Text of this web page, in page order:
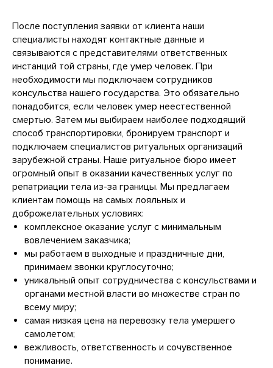
После поступления заявки от клиента наши
специалисты находят контактные данные и
связываются с представителями ответственных
инстанций той страны, где умер человек. При
необходимости мы подключаем сотрудников
консульства нашего государства. Это обязательно
понадобится, если человек умер неестественной
смертью. Затем мы выбираем наиболее подходящий
способ транспортировки, бронируем транспорт и
подключаем специалистов ритуальных организаций
зарубежной страны. Наше ритуальное бюро имеет
огромный опыт в оказании качественных услуг по
репатриации тела из-за границы. Мы предлагаем
клиентам помощь на самых лояльных и
доброжелательных условиях:
комплексное оказание услуг с минимальным
вовлечением заказчика;
мы работаем в выходные и праздничные дни,
принимаем звонки круглосуточно;
уникальный опыт сотрудничества с консульствами и
органами местной власти во множестве стран по
всему миру;
самая низкая цена на перевозку тела умершего
самолетом;
вежливость, ответственность и сочувственное
понимание.